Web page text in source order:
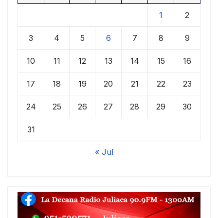
1 2
3 4 5 6 7 8 9
10 11 12 13 14 15 16
17 18 19 20 21 22 23
24 25 26 27 28 29 30
31
« Jul